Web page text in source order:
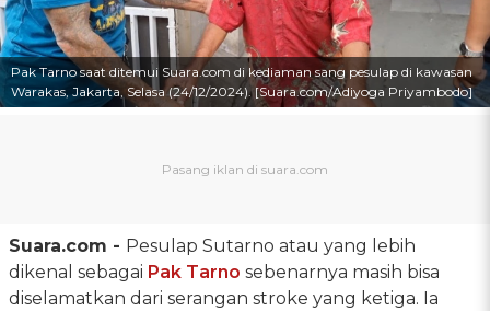
Pak Tarno saat ditemui Suara.com di kediaman sang pesulap di kawasan
Warakas, Jakarta, Selasa (24/12/2024). [Suara.com/Adiyoga Priyambodo]
Suara.com - Pesulap Sutarno atau yang lebih
dikenal sebagai Pak Tarno sebenarnya masih bisa
diselamatkan dari serangan stroke yang ketiga. Ia